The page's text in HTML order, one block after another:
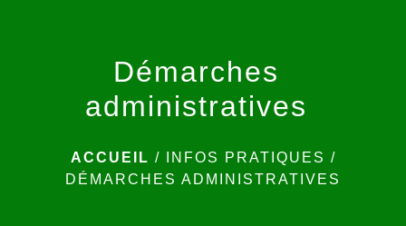
Démarches
administratives
ACCUEIL / INFOS PRATIQUES /
DÉMARCHES ADMINISTRATIVES